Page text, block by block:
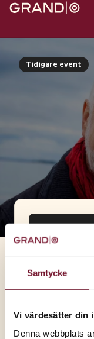
Samtycke
Vi värdesätter din
Denna webbplats
Tidigare event
Datum:
15 november